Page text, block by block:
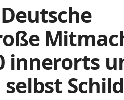
innerorts